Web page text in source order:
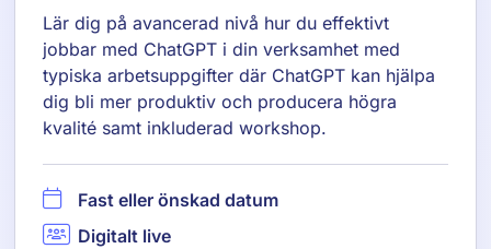
Lär dig på avancerad nivå hur du effektivt
jobbar med ChatGPT i din verksamhet med
typiska arbetsuppgifter där ChatGPT kan hjälpa
dig bli mer produktiv och producera högra
kvalité samt inkluderad workshop.
Fast eller önskad datum
Digitalt live